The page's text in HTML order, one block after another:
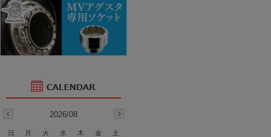
2026/08
日 月 火 水 木 金
土